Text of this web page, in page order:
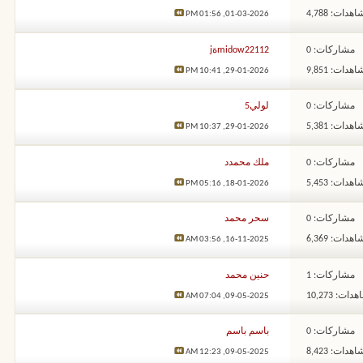
4,788
01-03-2026,
01:56 PM
مشاركات: 0
9,851
midow22112ةj
29-01-2026,
10:41 PM
مشاركات: 0
5,381
لولي5
29-01-2026,
10:37 PM
مشاركات: 0
5,453
ملك محمدد
18-01-2026,
05:16 PM
مشاركات: 0
6,369
سحر محمد
16-11-2025,
03:56 AM
مشاركات: 1
10,273
حنين محمد
09-05-2025,
07:04 AM
مشاركات: 0
8,423
باسم باسم
09-05-2025,
12:23 AM